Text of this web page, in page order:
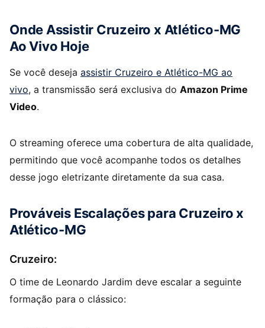
Onde Assistir Cruzeiro x Atlético-MG
Ao Vivo Hoje
Se você deseja assistir Cruzeiro e Atlético-MG ao
vivo, a transmissão será exclusiva do Amazon Prime
Video.
O streaming oferece uma cobertura de alta qualidade,
permitindo que você acompanhe todos os detalhes
desse jogo eletrizante diretamente da sua casa.
Prováveis Escalações para Cruzeiro x
Atlético-MG
Cruzeiro:
O time de Leonardo Jardim deve escalar a seguinte
formação para o clássico: